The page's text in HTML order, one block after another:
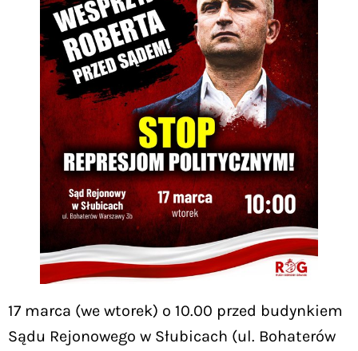
17 marca (we wtorek) o 10.00 przed budynkiem
Sądu Rejonowego w Słubicach (ul. Bohaterów